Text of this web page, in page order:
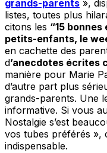
grands-parents »,
listes, toutes plus
citons les “15
petits-enfants, le
en cachette des
d’anecdotes écrites
manière pour Marie
d’autre part plus
grands-parents. Une
informative. Si vous
Nostalgie s’est
vos tubes préférés »,
indispensable.